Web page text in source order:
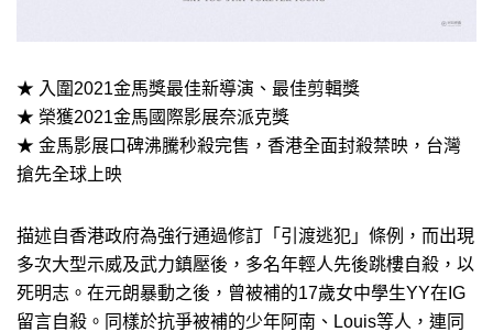
★ 入圍2021金馬獎最佳新導演、最佳剪輯獎
★ 榮獲2021金馬國際影展奈派克獎
★ 金馬影展口碑沸騰秒殺完售，香港全面封殺禁映，台灣
搶先全球上映
描述自香港政府為強行通過修訂「引渡逃犯」條例，而出現
多次大型示威及武力鎮壓後，多名年輕人先後跳樓自殺，以
死明志。在元朗暴動之後，曾被補的17歲女中學生YY在IG
留言自殺。同樣於抗爭被補的少年阿南、Louis等人，連同